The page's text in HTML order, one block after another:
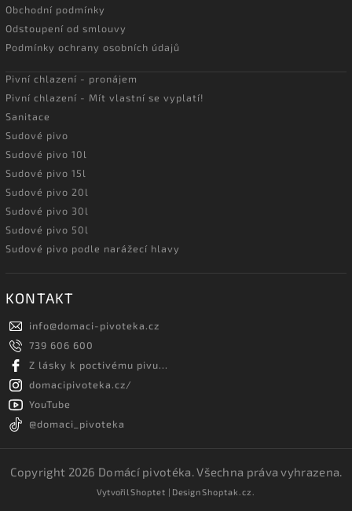
Obchodní podmínky
Odstoupení od smlouvy
Podmínky ochrany osobních údajů
Pivní chlazení - pronájem
Pivní chlazení - Mít vlastní se vyplatí!
Sanitace
Sudové pivo
Sudové pivo 10l
Sudové pivo 15l
Sudové pivo 20l
Sudové pivo 30l
Sudové pivo 50l
Sudové pivo podle narážecí hlavy
KONTAKT
info@domaci-pivoteka.cz
739 606 600
Z lásky k poctivému pivu...
domacipivoteka.cz/
YouTube
@domaci_pivoteka
Copyright 2026 Domácí pivotéka. Všechna práva vyhrazena.
VytvořilShoptet | DesignShoptak.cz.